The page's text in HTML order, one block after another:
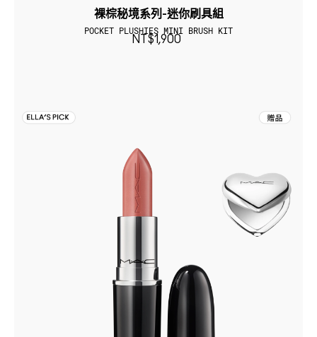
裸棕秘境系列-迷你刷具組
POCKET PLUSHIES MINI BRUSH KIT
NT$1,900